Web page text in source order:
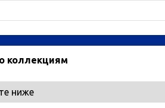
коллекциям